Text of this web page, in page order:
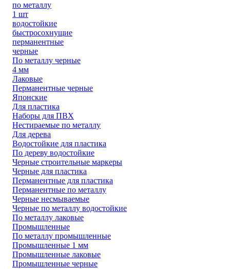
по металлу
1 шт
водостойкие
быстросохнущие
перманентные
черные
По металлу черные
4 мм
Лаковые
Перманентные черные
Японские
Для пластика
Наборы для ПВХ
Нестираемые по металлу
Для дерева
Водостойкие для пластика
По дереву водостойкие
Черные строительные маркеры
Черные для пластика
Перманентные для пластика
Перманентные по металлу
Черные несмываемые
Черные по металлу водостойкие
По металлу лаковые
Промышленные
По металлу промышленные
Промышленные 1 мм
Промышленные лаковые
Промышленные черные